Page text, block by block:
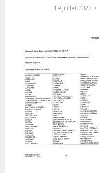
19 juillet 2022